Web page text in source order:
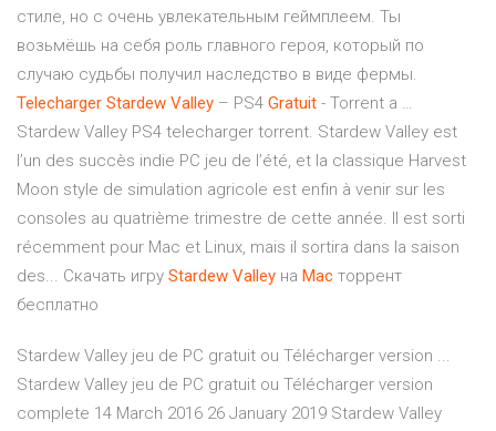
стиле, но с очень увлекательным геймплеем. Ты
возьмёшь на себя роль главного героя, который по
случаю судьбы получил наследство в виде фермы.
Telecharger Stardew Valley – PS4 Gratuit - Torrent a …
Stardew Valley PS4 telecharger torrent. Stardew Valley est
l’un des succès indie PC jeu de l’été, et la classique Harvest
Moon style de simulation agricole est enfin à venir sur les
consoles au quatrième trimestre de cette année. Il est sorti
récemment pour Mac et Linux, mais il sortira dans la saison
des... Скачать игру Stardew Valley на Mac торрент
бесплатно
Stardew Valley jeu de PC gratuit ou Télécharger version ...
Stardew Valley jeu de PC gratuit ou Télécharger version
complete 14 March 2016 26 January 2019 Stardew Valley